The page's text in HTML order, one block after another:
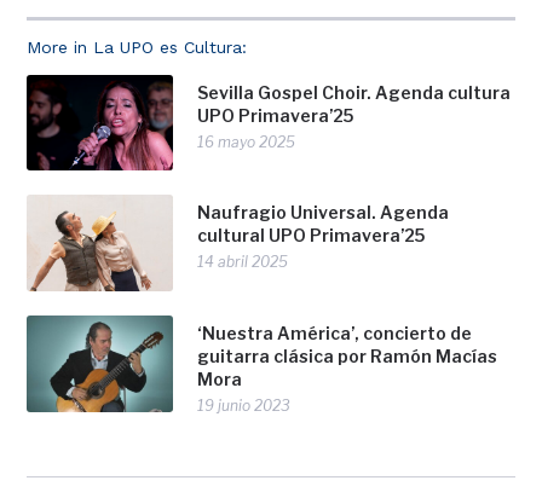
More in La UPO es Cultura:
Sevilla Gospel Choir. Agenda cultura
UPO Primavera’25
16 mayo 2025
Naufragio Universal. Agenda
cultural UPO Primavera’25
14 abril 2025
‘Nuestra América’, concierto de
guitarra clásica por Ramón Macías
Mora
19 junio 2023